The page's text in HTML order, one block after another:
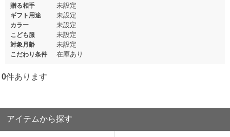
贈る相手 未設定
ギフト用途 未設定
カラー 未設定
こども服 未設定
対象月齢 未設定
こだわり条件 在庫あり
0件あります
アイテムから探す